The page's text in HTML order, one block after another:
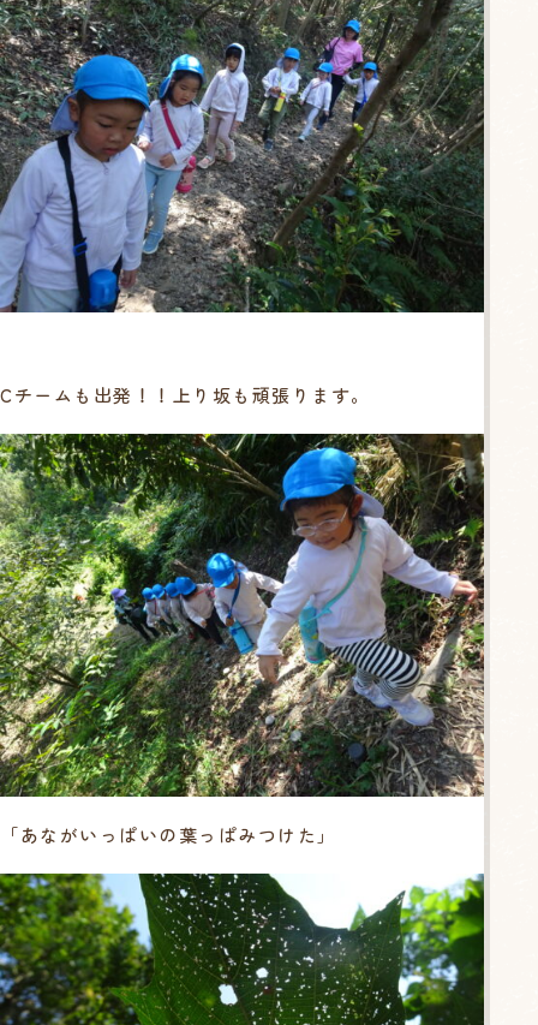
Cチームも出発！！上り坂も頑張ります。
「あながいっぱいの葉っぱみつけた」